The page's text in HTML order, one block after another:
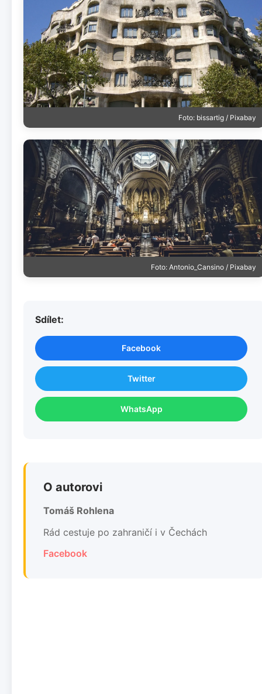
Foto: bissartig / Pixabay
Foto: Antonio_Cansino / Pixabay
Sdílet:
Facebook
Twitter
WhatsApp
O autorovi
Tomáš Rohlena
Rád cestuje po zahraničí i v Čechách
Facebook